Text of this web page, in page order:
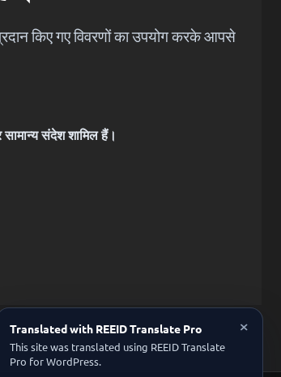
किए गए विवरणों का उपयोग करके आपसे
सामान्य संदेश शामिल हैं।
×
Translated with REEID Translate Pro
This site was translated using REEID Translate
Pro for WordPress.